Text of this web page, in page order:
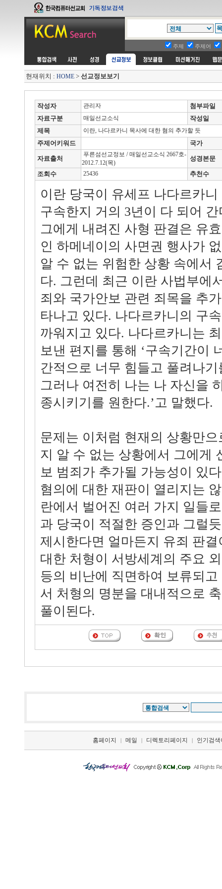
주제 주제어
현재위치 : HOME > 선교정보보기
작성자 관리자
첨부파일
자료구분
매일선교소식
작성일
제목
이란, 나다르카니 목사에 대한 혐의 추가할 듯
주제어키워드 국가
자료출처
푸른섬선교정보 / 매일선교소식 2667호-
2012.7.12(목)
성경본문
조회수 25436 추천수
이란 당국이 유세프 나다르카
구속한지 거의 3년이 다 되어
그에게 내려진 사형 판결은 유
인 하메네이의 사면권 행사가
알 수 없는 위험한 상황 속에서
다. 그런데 최근 이란 사법부에
죄와 국가안보 관련 죄목을 추
타나고 있다. 나다르카니의 구
까워지고 있다. 나다르카니는
보낸 편지를 통해 ‘구속기간이
간적으로 너무 힘들고 풀려나
그러나 여전히 나는 나 자신을
종시키기를 원한다.’고 말했다.
문제는 이처럼 현재의 상황만
지 알 수 없는 상황에서 그에게
보 범죄가 추가될 가능성이 있
혐의에 대한 재판이 열리지는
란에서 벌어진 여러 가지 일들
과 당국이 적절한 증인과 그럴
제시한다면 얼마든지 유죄 판
대한 처형이 서방세계의 주요
등의 비난에 직면하여 보류되
서 처형의 명분을 대내적으로
풀이된다.
홈페이지 | 메일 | 디렉토리페이지 | 인기검색